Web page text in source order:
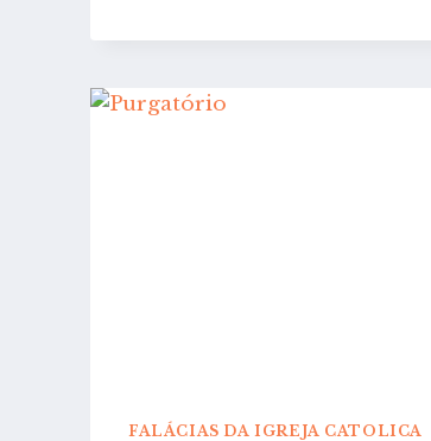
FALÁCIAS DA IGREJA CATOLICA